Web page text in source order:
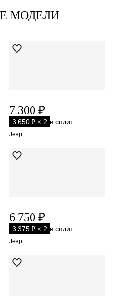
МОДЕЛИ
7 300 ₽
3 650 ₽ × 2 в сплит
Jeep
6 750 ₽
3 375 ₽ × 2 в сплит
Jeep